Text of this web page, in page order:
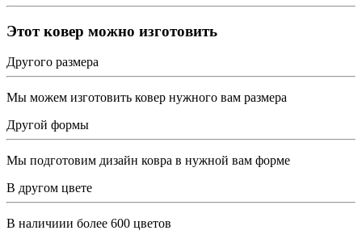
Этот ковер можно изготовить
Другого размера
Мы можем изготовить ковер нужного вам размера
Другой формы
Мы подготовим дизайн ковра в нужной вам форме
В другом цвете
В наличиии более 600 цветов